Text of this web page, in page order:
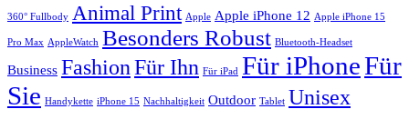
360° Fullbody Animal Print Apple Apple iPhone 12 Apple iPhone 15
Pro Max AppleWatch Besonders Robust Bluetooth-Headset
Business FashionFür Ihn Für iPad Für iPhoneFür
Sie Handykette iPhone 15 Nachhaltigkeit Outdoor Tablet Unisex